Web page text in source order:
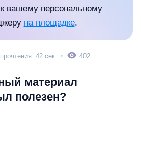
вашему персональному
на площадке.
42 сек. 402
материал
полезен?